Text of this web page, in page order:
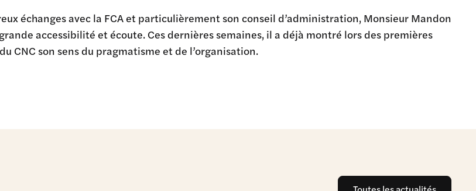
échanges avec la FCA et particulièrement son conseil d’administration, Monsieur Mandon
accessibilité et écoute. Ces dernières semaines, il a déjà montré lors des premières
CNC son sens du pragmatisme et de l’organisation.